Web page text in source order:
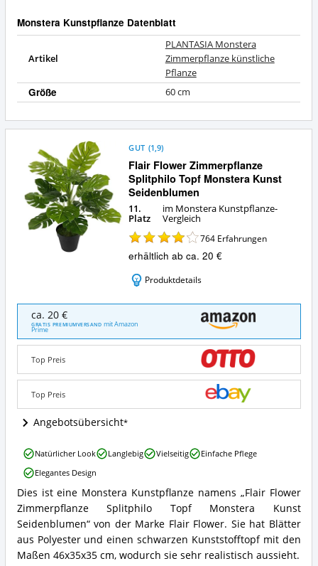
Monstera Kunstpflanze Datenblatt
Artikel
PLANTASIA Monstera
Zimmerpflanze künstliche
Pflanze
Größe 60 cm
Flair Flower Zimmerpflanze
Splitphilo Topf Monstera Kunst
Seidenblumen
GUT (1,9)
11.
Platz
im Monstera Kunstpflanze-
Vergleich
764 Erfahrungen
erhältlich ab ca. 20 €
Produktdetails
Flair
Flower
Zimmerpflanze
Splitphilo
Topf
Monstera
Seidenblumen
Angebote:
Wo
diese
Monstera
Kunstpflanze
erhältlich?
ca. 20 €
GRATIS PREMIUMVERSAND mit Amazon
Prime
Top Preis
Top Preis
Angebotsübersicht
Flair
Flower
Zimmerpflanze
Splitphilo
Topf
Monstera
Dies ist eine Monstera Kunstpflanze namens „Flair Flower
Zimmerpflanze Splitphilo Topf Monstera Kunst
Seidenblumen“ von der Marke Flair Flower. Sie hat Blätter
aus Polyester und einen schwarzen Kunststofftopf mit den
Maßen 46x35x35 cm, wodurch sie sehr realistisch aussieht.
Flair
Flower
Zimmerpflanze
Splitphilo
Topf
Monstera
Kunst
Seidenblumen
Vorteile:
Natürlicher Look Langlebig Vielseitig
Einfache Pflege
Elegantes Design